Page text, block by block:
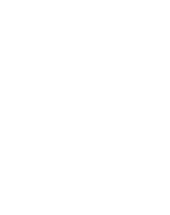
chống nước Kose Suncut